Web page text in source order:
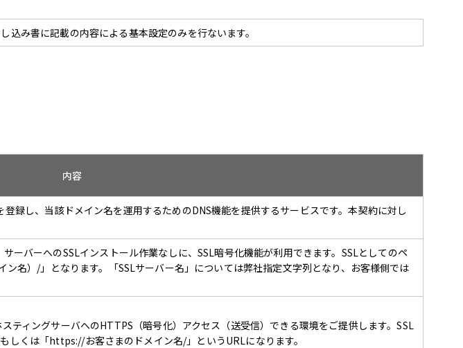
込み書に記載の内容による基本設定のみを行ないます。
内容
録し、当該ドメイン名を運用するためのDNS機能を提供するサービスです。本契約に対し
ーバーへのSSLインストール作業なしに、SSL暗号化機能が利用できます。SSLとしてのペ
名）/」となります。「SSLサーバー名」については弊社指定文字列となり、お客様側では
ティングサーバへのHTTPS（暗号化）アクセス（送受信）できる環境をご提供します。SSL
くは「https://お客さまのドメイン名/」というURLになります。